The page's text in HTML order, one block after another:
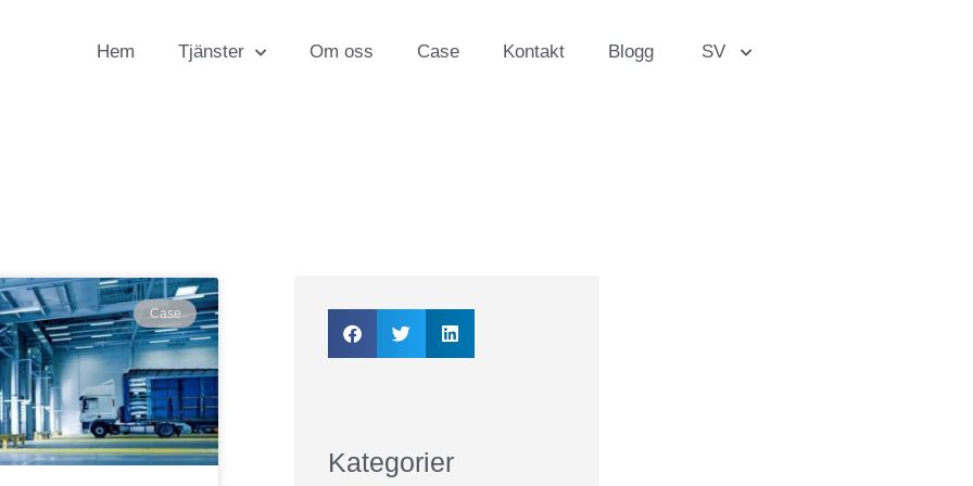
Hem Tjänster Om oss Case Kontakt Blogg SV
Case
Kategorier